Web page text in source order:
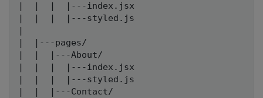
|  |  |  |---index.jsx
|  |  |  |---styled.js
|  |---pages/
|  |  |---About/
|  |  |  |---index.jsx
|  |  |  |---styled.js
|  |  |---Contact/